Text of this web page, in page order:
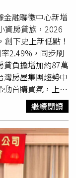
，其中，台南市
突破百萬元！六都
灣房屋集團趨勢
現象，但台南近
凸顯產業投資與
產業聚落持續擴
實重劃區、九份子
宅供給與需求同
已站上6字頭，改
走揚，加重小資族
邁入「千萬住宅」
長，加上銀行核貸
較低的小資族群而
浮現？ 專家預
鑑兼職風波延
金融聯徵中心新增
資房貸族，2026
下史上新低點！
2.49%，同步刷
貸負擔增加約87萬
灣房屋集團趨勢中
首購買氣，上路
，不過限貸令後
在房市盤整之際態
。張旭嵐表示，近
綁，使小資購屋族
重壓力。以今年
平均核貸成數創
，等於平均自
繼續閱讀